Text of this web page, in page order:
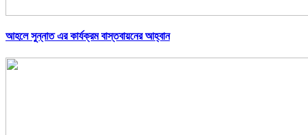
আহলে সুন্নাত এর কার্যক্রম বাস্তবায়নের আহ্বান